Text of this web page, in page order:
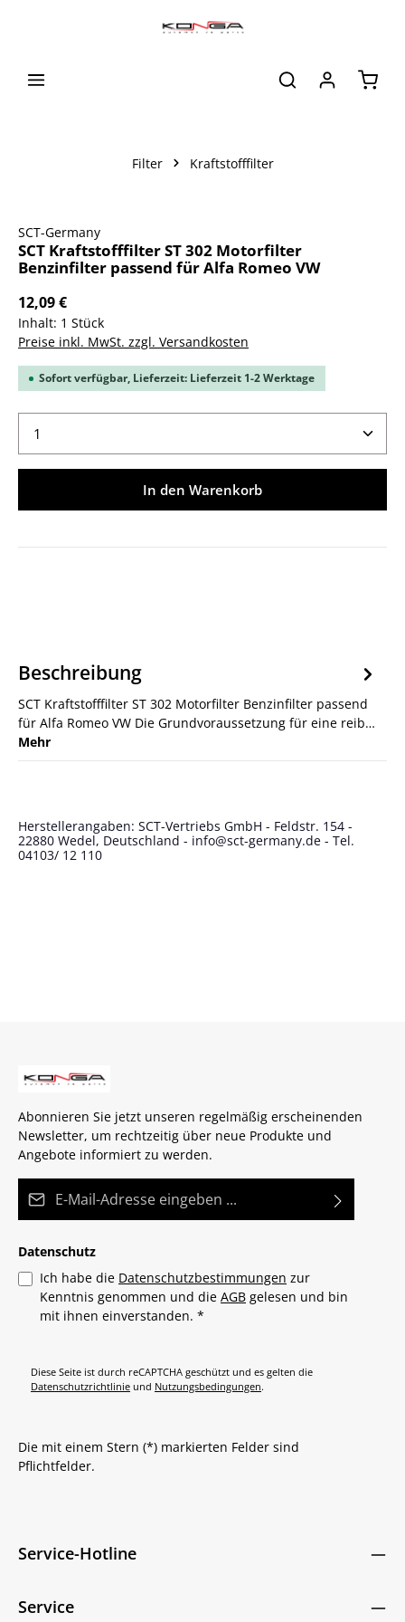
Filter Kraftstofffilter
SCT-Germany
SCT Kraftstofffilter ST 302 Motorfilter
Benzinfilter passend für Alfa Romeo VW
12,09 €
Inhalt: 1 Stück
Preise inkl. MwSt. zzgl. Versandkosten
Sofort verfügbar, Lieferzeit: Lieferzeit 1-2 Werktage
Produkt Anzahl: Gib den gewünschten Wert ein
In den Warenkorb
Beschreibung
SCT Kraftstofffilter ST 302 Motorfilter Benzinfilter passend
für Alfa Romeo VW Die Grundvoraussetzung für eine reib…
Mehr
Herstellerangaben: SCT-Vertriebs GmbH - Feldstr. 154 -
22880 Wedel, Deutschland - info@sct-germany.de - Tel.
04103/ 12 110
Abonnieren Sie jetzt unseren regelmäßig erscheinenden
Newsletter, um rechtzeitig über neue Produkte und
Angebote informiert zu werden.
Datenschutz
Ich habe die Datenschutzbestimmungen zur
Kenntnis genommen und die AGB gelesen und bin
mit ihnen einverstanden. *
Diese Seite ist durch reCAPTCHA geschützt und es gelten die
Datenschutzrichtlinie und Nutzungsbedingungen.
Die mit einem Stern (*) markierten Felder sind
Pflichtfelder.
Service-Hotline
Service